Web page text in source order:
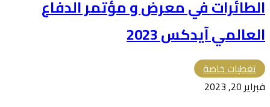
الطائرات في معرض و مؤتمر الدفاع
العالمي آيدكس 2023
تغطيات خاصة
فبراير 20, 2023